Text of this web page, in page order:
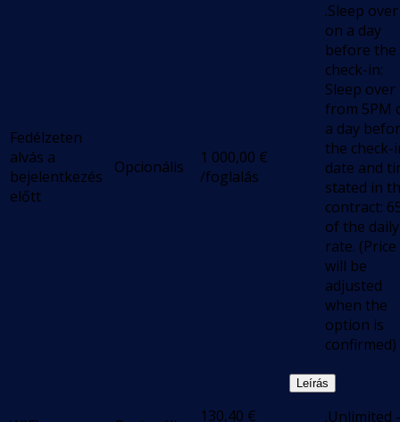
Fedélzeten
alvás a
bejelentkezés
előtt
Opcionális 1 000,00 €
/foglalás
.Sleep over
on a day
before the
check-in:
Sleep over
from 5PM
a day
the check-
date and
stated in
contract:
of the daily
rate. (Price
will be
adjusted
when the
option is
confirmed)
130,40 €
Leírás
.Unlimited -